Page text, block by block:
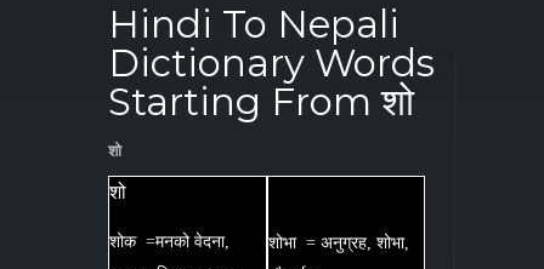
Hindi To Nepali
Dictionary Words
Starting From शो
शो
शो
शोक =मनको वेदना,
शोभा = अनुग्रह, शोभा,